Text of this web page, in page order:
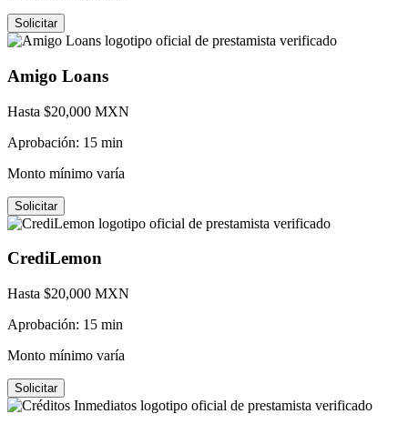
Solicitar
Amigo Loans
Hasta $20,000 MXN
Aprobación: 15 min
Monto mínimo varía
Solicitar
CrediLemon
Hasta $20,000 MXN
Aprobación: 15 min
Monto mínimo varía
Solicitar